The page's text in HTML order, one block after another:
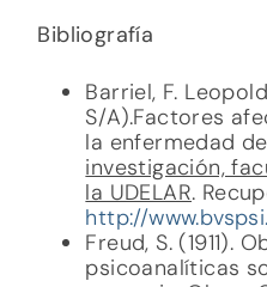
Bibliografía
Barriel, F.
S/A).Factores
la enfermedad
investigación,
la UDELAR.
http://
Freud, S. (1911).
psicoanalíticas